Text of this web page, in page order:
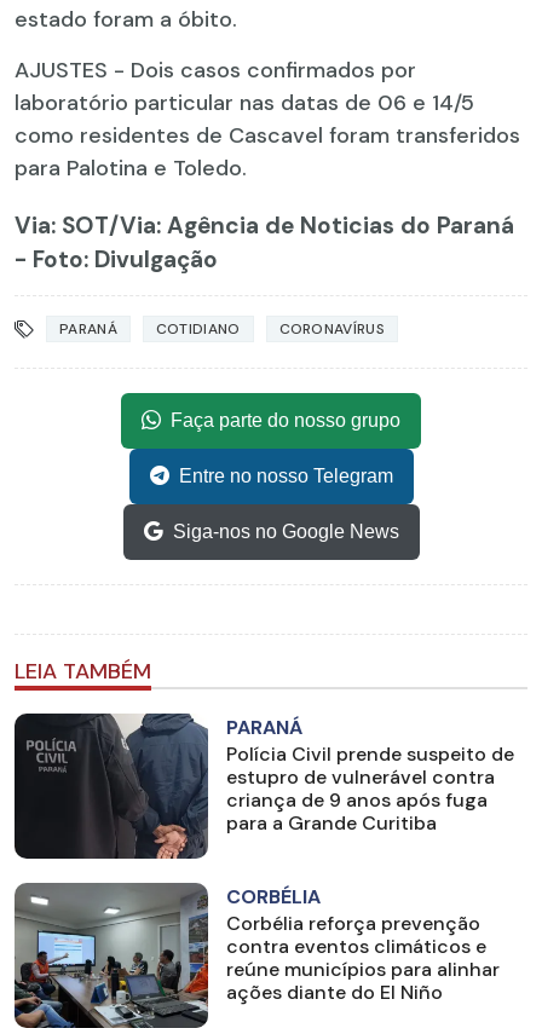
estado foram a óbito.
AJUSTES - Dois casos confirmados por
laboratório particular nas datas de 06 e 14/5
como residentes de Cascavel foram transferidos
para Palotina e Toledo.
Via: SOT/Via: Agência de Noticias do Paraná
- Foto: Divulgação
PARANÁ COTIDIANO CORONAVÍRUS
Faça parte do nosso grupo
Entre no nosso Telegram
Siga-nos no Google News
LEIA TAMBÉM
PARANÁ
Polícia Civil prende suspeito de
estupro de vulnerável contra
criança de 9 anos após fuga
para a Grande Curitiba
CORBÉLIA
Corbélia reforça prevenção
contra eventos climáticos e
reúne municípios para alinhar
ações diante do El Niño